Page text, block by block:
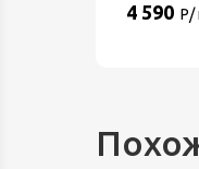
4 590 Р/